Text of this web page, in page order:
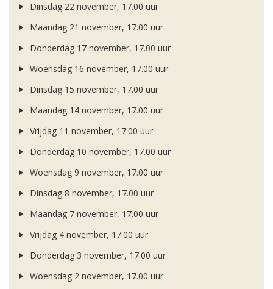
Dinsdag 22 november, 17.00 uur
Maandag 21 november, 17.00 uur
Donderdag 17 november, 17.00 uur
Woensdag 16 november, 17.00 uur
Dinsdag 15 november, 17.00 uur
Maandag 14 november, 17.00 uur
Vrijdag 11 november, 17.00 uur
Donderdag 10 november, 17.00 uur
Woensdag 9 november, 17.00 uur
Dinsdag 8 november, 17.00 uur
Maandag 7 november, 17.00 uur
Vrijdag 4 november, 17.00 uur
Donderdag 3 november, 17.00 uur
Woensdag 2 november, 17.00 uur